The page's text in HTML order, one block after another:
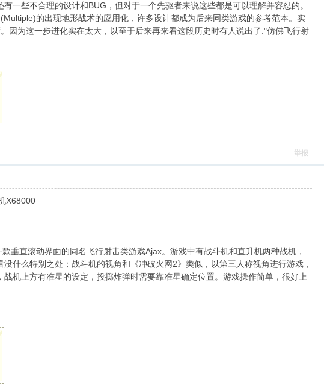
一些不合理的设计和BUG，但对于一个先驱者来说这些都是可以理解并容忍的。
的出现地形战术的应用化，许多设计都成为后来同类游戏的参考范本。实
因为这一步进化实在太大，以至于后来再来看这段历史时有人说出了:"仿佛飞行射
举报
X68000
直滚动界面的同名飞行射击类游戏Ajax。游戏中有战斗机和直升机两种战机，
什么特别之处；战斗机的视角和《冲破火网2》类似，以第三人称视角进行游戏，
机上方有准星的设定，投掷炸弹时需要靠准星确定位置。游戏操作简单，很好上